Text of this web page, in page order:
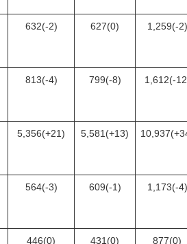
632(-2) 627(0) 1,259(-2)
813(-4) 799(-8) 1,612(-
5,356(+21) 5,581(+13)
564(-3) 609(-1) 1,173(-4)
446(0) 431(0) 877(0)